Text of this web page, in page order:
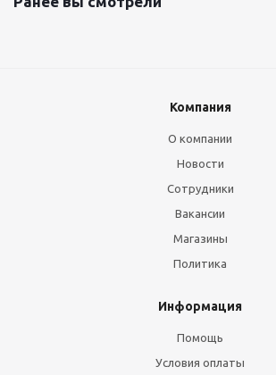
Компания
О компании
Новости
Сотрудники
Вакансии
Магазины
Политика
Информация
Помощь
Условия оплаты